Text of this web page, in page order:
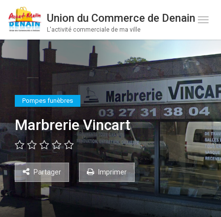
Union du Commerce de Denain
L'activité commerciale de ma ville
Toge
Pompes funèbres
Marbrerie Vincart
Partager Imprimer